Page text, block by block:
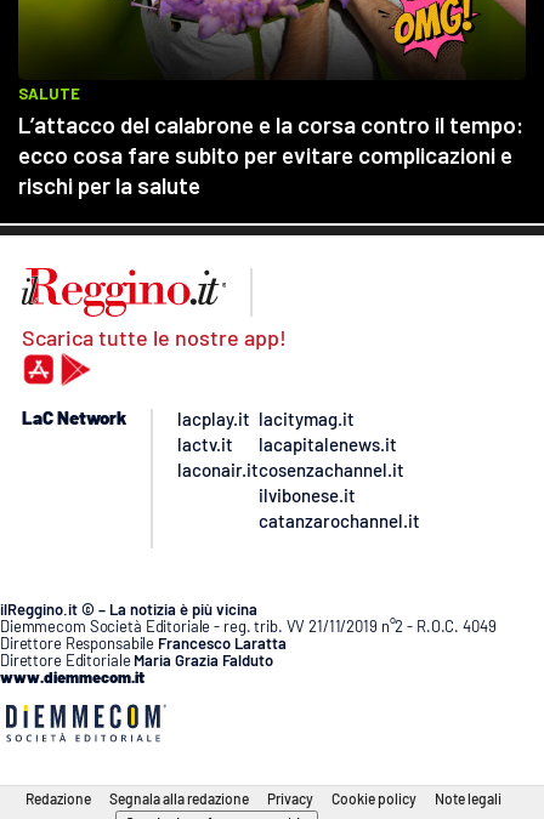
Scarica tutte le nostre app!
LaC Network
lacplay.it
lactv.it
laconair.it
lacitymag.it
lacapitalenews.it
cosenzachannel.it
ilvibonese.it
catanzarochannel.it
ilReggino.it © – La notizia è più vicina
Diemmecom Società Editoriale - reg. trib. VV 21/11/2019 n°2 - R.O.C. 4049
Direttore Responsabile Francesco Laratta
Direttore Editoriale Maria Grazia Falduto
www.diemmecom.it
Redazione Segnala alla redazione Privacy Cookie policy Note legali